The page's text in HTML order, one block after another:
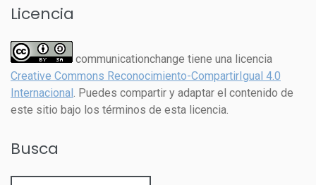
Licencia
communicationchange tiene una licencia
Creative Commons Reconocimiento-CompartirIgual 4.0
Internacional. Puedes compartir y adaptar el contenido de
este sitio bajo los términos de esta licencia.
Busca